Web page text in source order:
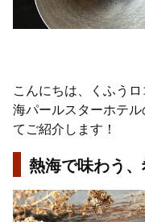
こんにちは、くふう
海パールスターホテ
てご紹介します！
熱海で味わう